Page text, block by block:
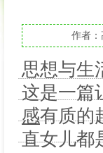
作者：
思想与生
这是一篇
感有质的
直女儿都